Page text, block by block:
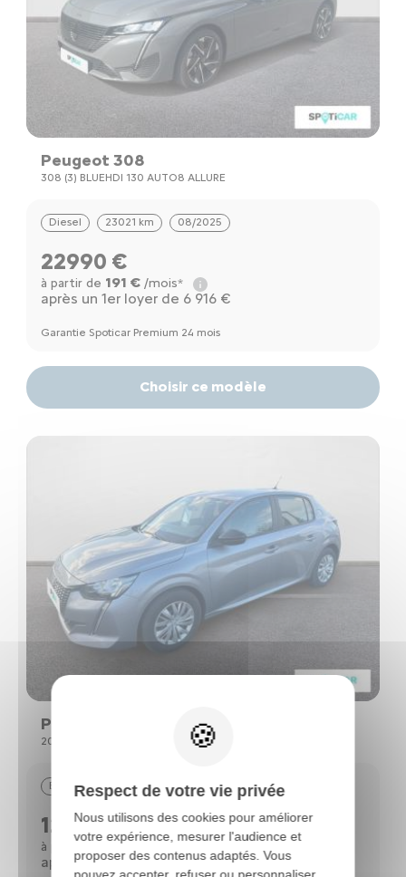
Peugeot 308
308 (3) BLUEHDI 130 AUTO8 ALLURE
Diesel 23021 km 08/2025
22990 €
à partir de 191 €/mois*
après un 1er loyer de 6 916 €
Garantie Spoticar Premium 24 mois
Choisir ce modèle
Peugeot 208
208 (2) PURETECH 75 S&S ACTIVE
Essence 29390 km 09/2022
12690 €
à partir de 112 € /mois*
après un 1er loyer de 3 818 €
Respect de votre vie privée
Nous utilisons des cookies pour améliorer
votre expérience, mesurer l'audience et
proposer des contenus adaptés. Vous